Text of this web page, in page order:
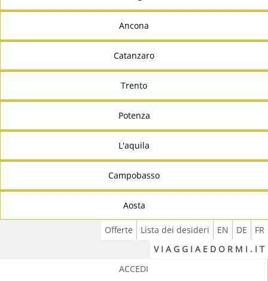
Ancona
Catanzaro
Trento
Potenza
L'aquila
Campobasso
Aosta
FR
DE
EN
Lista dei desideri
Offerte
V I A G G I A E D O R M I . I T
ACCEDI